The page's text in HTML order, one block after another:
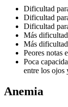
Dificultad
Dificultad
Dificultad
Más
Más
Peores notas
Poca
entre los ojos
Anemia